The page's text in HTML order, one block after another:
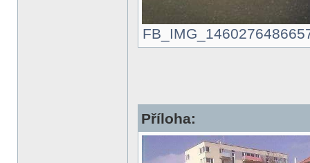
Příloha: